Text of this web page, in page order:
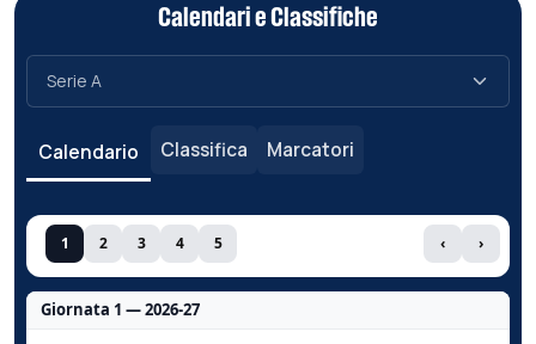
Calendari e Classifiche
Calendario Classifica Marcatori
1 2 3 4 5 ‹ ›
Giornata 1 — 2026-27